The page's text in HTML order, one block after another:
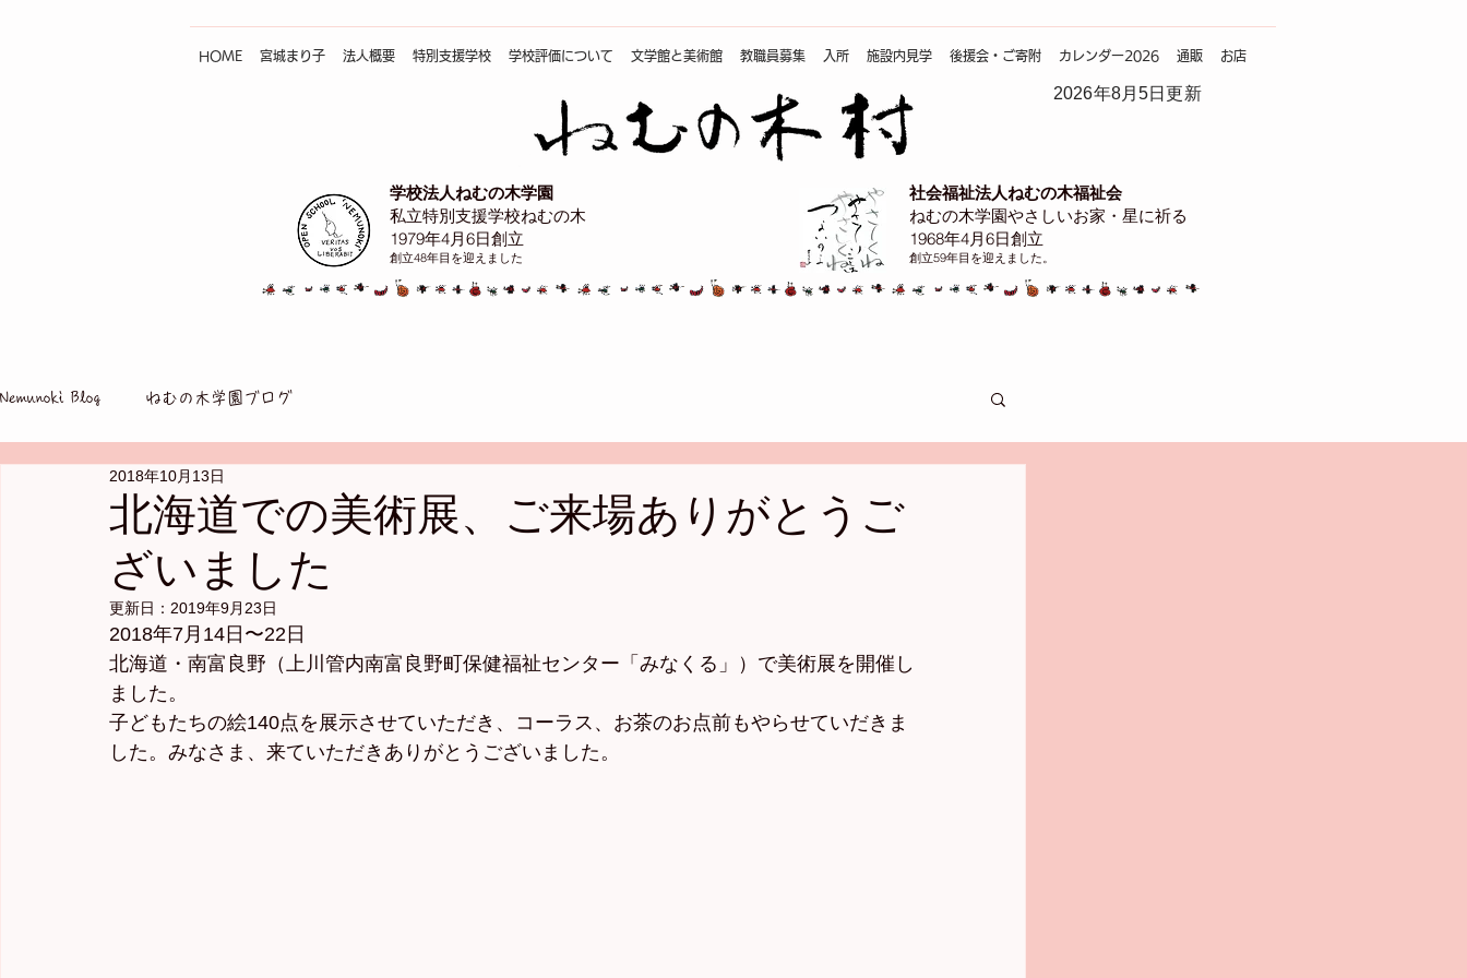
HOME 宮城まり子 法人概要 特別支援学校 学校評価について 文学館と美術館 教職員募集 入所 施設内見学 後援会・ご寄附 カレンダー2026 通販 お店
2026年8月5日更新
学校法人ねむの木学園
私立特別支援学校ねむの木
1979年4月6日創立
創立48年目を迎えました
社会福祉法人ねむの木福祉会
ねむの木学園やさしいお家・星に祈る
1968年4月6日創立
創立59年目を迎えました。
Nemunoki Blog ねむの木学園ブログ
北海道での美術展、ご来場ありがとうご
ざいました
2018年10月13日
更新日： 2019年9月23日
2018年7月14日〜22日
北海道・南富良野（上川管内南富良野町保健福祉センター「みなくる」）で美術展を開催し
ました。
子どもたちの絵140点を展示させていただき、コーラス、お茶のお点前もやらせていだきま
した。みなさま、来ていただきありがとうございました。